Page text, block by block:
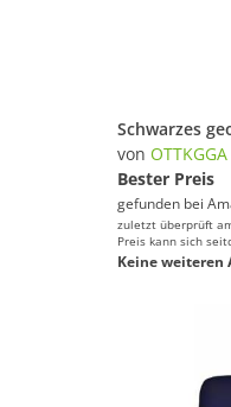
von OTTKGGA
Bester Preis
gefunden bei
zuletzt überprüft
Preis kann sich
Keine weiteren